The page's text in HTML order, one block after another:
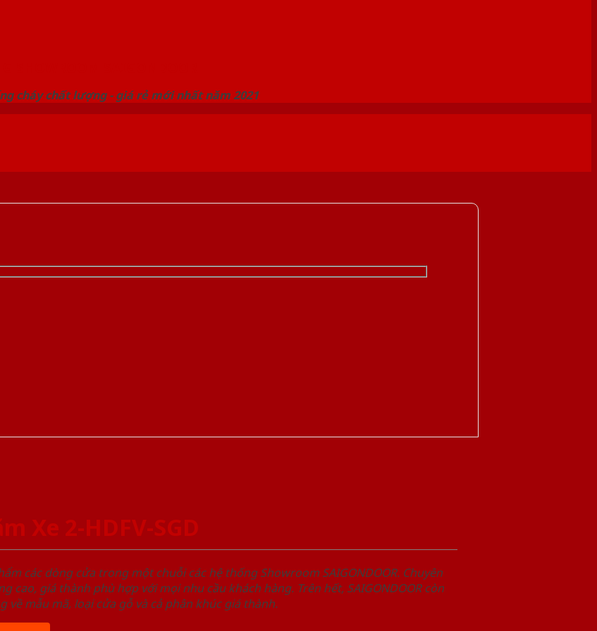
cháy chất lượng - giá rẻ mới nhất năm 2021
Xe 2-HDFV-SGD
các dòng cửa trong một chuỗi các hệ thống Showroom SAIGONDOOR. Chuyên
giá thành phù hợp với mọi nhu cầu khách hàng. Trên hết, SAIGONDOOR còn
về mẫu mã, loại cửa gỗ và cả phân khúc giá thành.